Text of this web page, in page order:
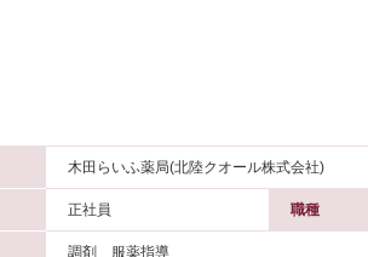
木田らいふ薬局(北陸クオール株式会社)
正社員 職種
調剤 服薬指導